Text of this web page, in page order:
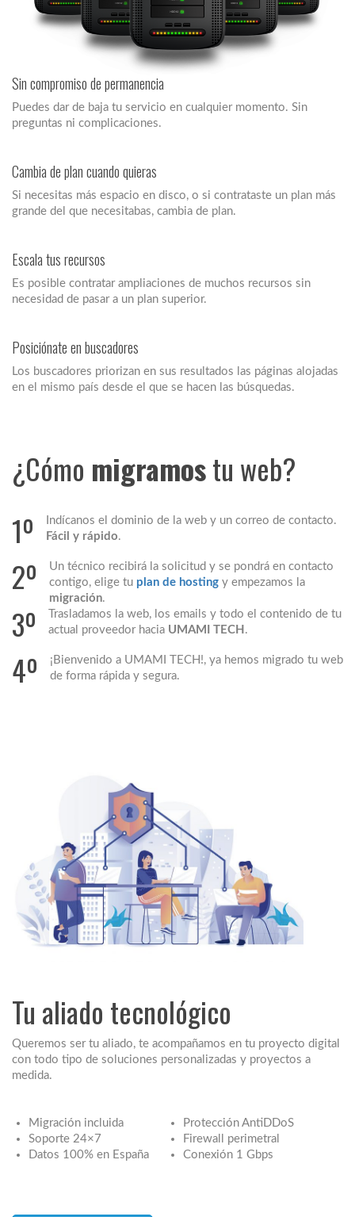
Sin compromiso de permanencia
Puedes dar de baja tu servicio en cualquier momento. Sin
preguntas ni complicaciones.
Cambia de plan cuando quieras
Si necesitas más espacio en disco, o si contrataste un plan más
grande del que necesitabas, cambia de plan.
Escala tus recursos
Es posible contratar ampliaciones de muchos recursos sin
necesidad de pasar a un plan superior.
Posiciónate en buscadores
Los buscadores priorizan en sus resultados las páginas alojadas
en el mismo país desde el que se hacen las búsquedas.
¿Cómo migramostu web?
1º
Indícanos el dominio de la web y un correo de contacto.
Fácil y rápido.
2º
Un técnico recibirá la solicitud y se pondrá en contacto
contigo, elige tu plan de hosting y empezamos la
migración.
3º
Trasladamos la web, los emails y todo el contenido de tu
actual proveedor hacia UMAMI TECH .
4º
¡Bienvenido a UMAMI TECH!, ya hemos migrado tu web
de forma rápida y segura.
Tu aliado tecnológico
Queremos ser tu aliado, te acompañamos en tu proyecto digital
con todo tipo de soluciones personalizadas y proyectos a
medida.
Migración incluida
Soporte 24×7
Datos 100% en España
Protección AntiDDoS
Firewall perimetral
Conexión 1 Gbps